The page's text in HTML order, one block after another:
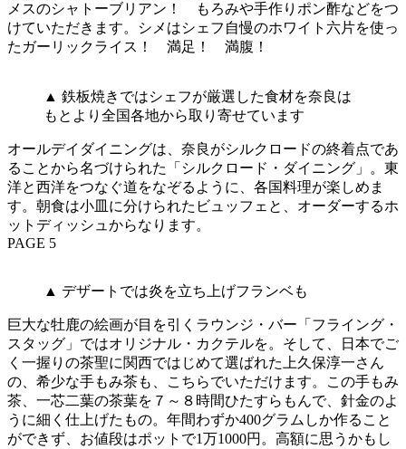
メスのシャトーブリアン！ もろみや手作りポン酢などをつ
けていただきます。シメはシェフ自慢のホワイト六片を使っ
たガーリックライス！ 満足！ 満腹！
▲ 鉄板焼きではシェフが厳選した食材を奈良は
もとより全国各地から取り寄せています
オールデイダイニングは、奈良がシルクロードの終着点であ
ることから名づけられた「シルクロード・ダイニング」。東
洋と西洋をつなぐ道をなぞるように、各国料理が楽しめま
す。朝食は小皿に分けられたビュッフェと、オーダーするホ
ットディッシュからなります。
PAGE 5
▲ デザートでは炎を立ち上げフランベも
巨大な牡鹿の絵画が目を引くラウンジ・バー「フライング・
スタッグ」ではオリジナル・カクテルを。そして、日本でご
く一握りの茶聖に関西ではじめて選ばれた上久保淳一さん
の、希少な手もみ茶も、こちらでいただけます。この手もみ
茶、一芯二葉の茶葉を７～８時間ひたすらもんで、針金のよ
うに細く仕上げたもの。年間わずか400グラムしか作ること
ができず、お値段はポットで1万1000円。高額に思うかもし